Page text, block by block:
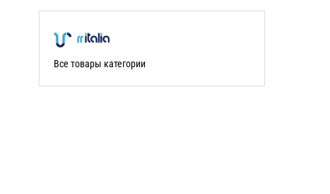
Все товары категории